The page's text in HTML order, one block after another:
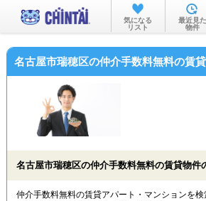
お部屋を探す
沿線・駅か
物件特集か
気になる
リスト
最近見た
物件
名古屋市瑞穂区の仲介手数料無料の賃
名古屋市瑞穂区の仲介手数料無料の賃貸物件
仲介手数料無料の賃貸アパート・マンションを